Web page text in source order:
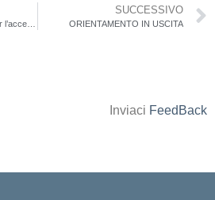
SUCCESSIVO
ORIENTAMENTO IN USCITA
Inviaci FeedBack